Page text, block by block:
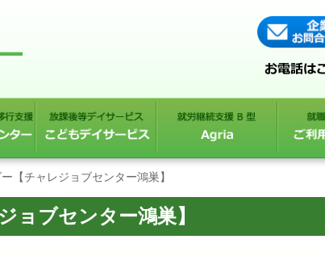
【チャレジョブセンター鴻巣】
ョブセンター鴻巣】